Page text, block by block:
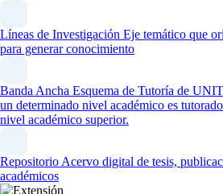
Líneas de Investigación Eje temático que
para generar conocimiento
Banda Ancha Esquema de Tutoría de
un determinado nivel académico es
nivel académico superior.
Repositorio Acervo digital de tesis,
académicos